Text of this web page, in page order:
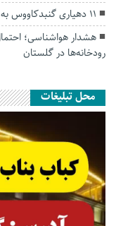
۱۱ دهیاری گنبدکاووس به شبکه حفاظت مردمی منابع طبیعی پیوستند
هشدار هواشناسی؛
رودخانه‌ها در گلستان
محل تبلیغات